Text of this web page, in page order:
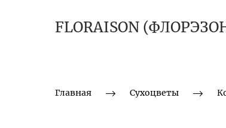
FLORAISON
Главная Сухоцветы